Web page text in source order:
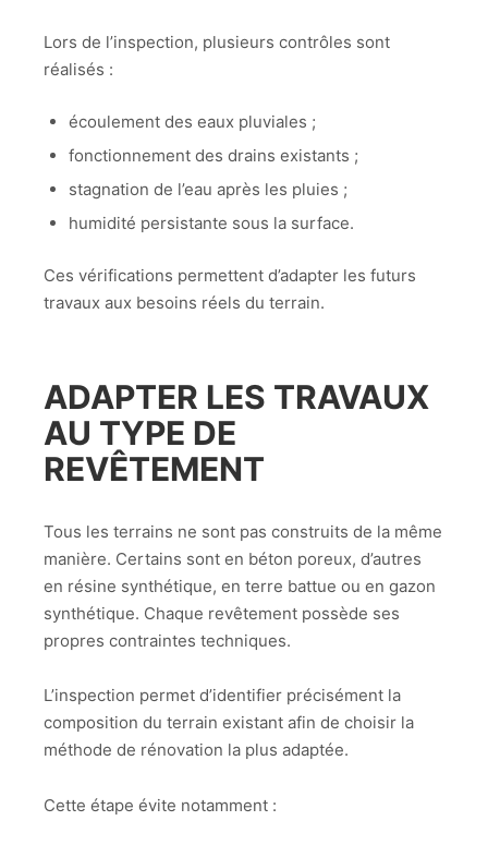
Lors de l’inspection, plusieurs contrôles sont
réalisés :
écoulement des eaux pluviales ;
fonctionnement des drains existants ;
stagnation de l’eau après les pluies ;
humidité persistante sous la surface.
Ces vérifications permettent d’adapter les futurs
travaux aux besoins réels du terrain.
ADAPTER LES TRAVAUX
AU TYPE DE
REVÊTEMENT
Tous les terrains ne sont pas construits de la même
manière. Certains sont en béton poreux, d’autres
en résine synthétique, en terre battue ou en gazon
synthétique. Chaque revêtement possède ses
propres contraintes techniques.
L’inspection permet d’identifier précisément la
composition du terrain existant afin de choisir la
méthode de rénovation la plus adaptée.
Cette étape évite notamment :